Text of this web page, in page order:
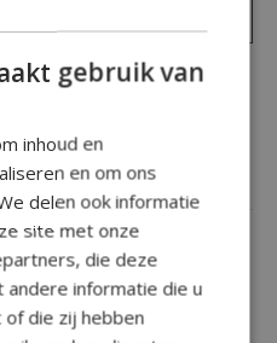
op je decoratie of
opvalt ?
gebruik van
inhoud en
en om ons
delen ook informatie
site met onze
die deze
andere informatie die u
die zij hebben